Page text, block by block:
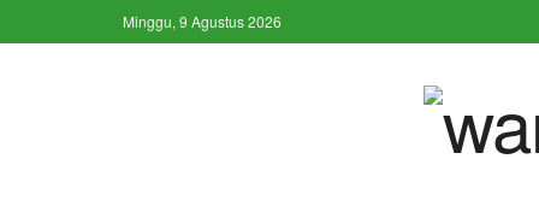
Minggu, 9 Agustus 2026